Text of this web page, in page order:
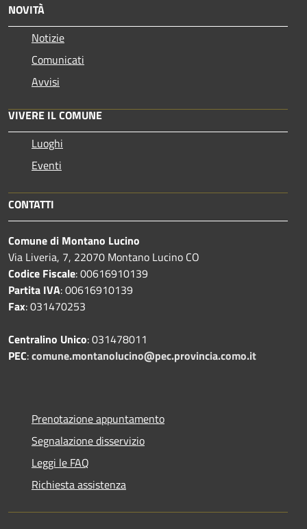
NOVITÀ
Notizie
Comunicati
Avvisi
VIVERE IL COMUNE
Luoghi
Eventi
CONTATTI
Comune di Montano Lucino
Via Liveria, 7, 22070 Montano Lucino CO
Codice Fiscale: 00616910139
Partita IVA: 00616910139
Fax: 031470253
Centralino Unico: 031478011
PEC:comune.montanolucino@pec.provincia.como.it
Prenotazione appuntamento
Segnalazione disservizio
Leggi le FAQ
Richiesta assistenza